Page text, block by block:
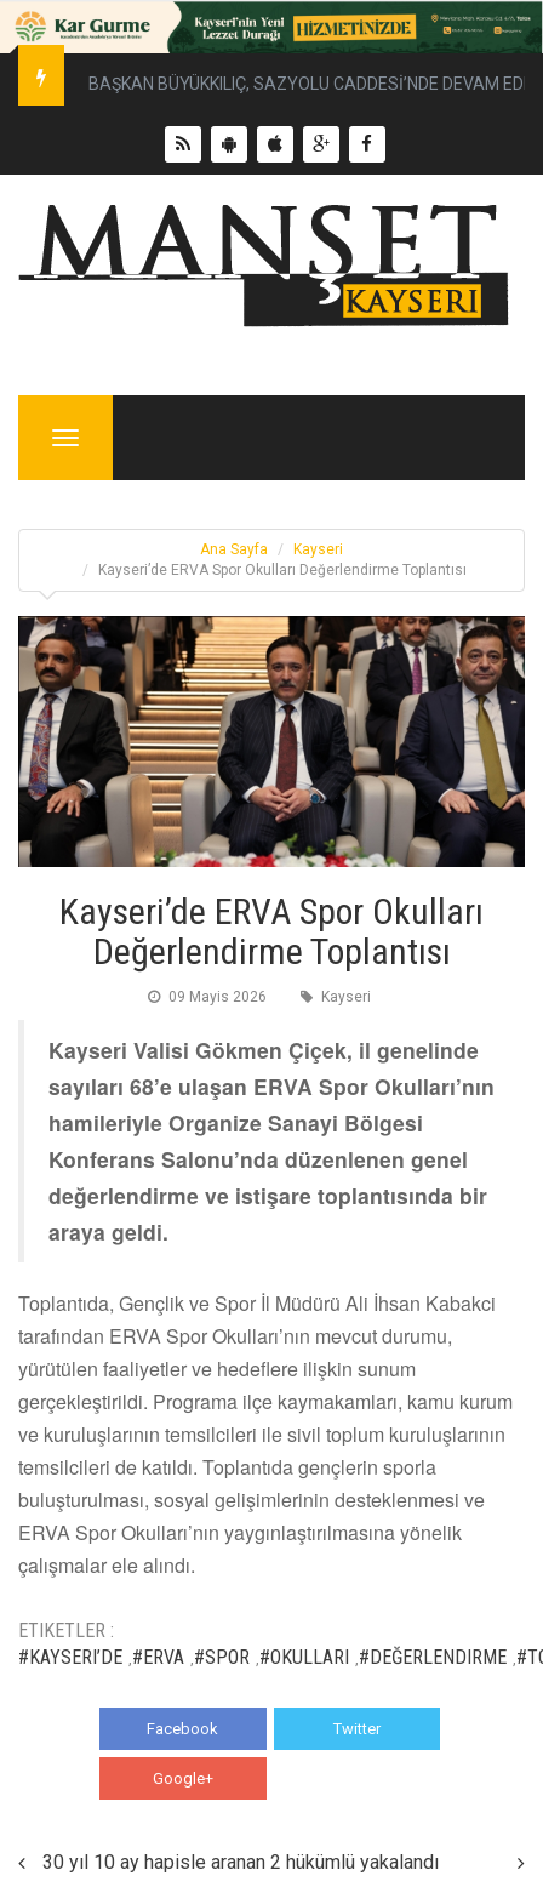
BAŞKAN BÜYÜKKILIÇ, SAZYOLU CADDESİ’NDE DEVAM
Menu
Ana Sayfa
Kayseri
Kayseri’de ERVA Spor Okulları Değerlendirme Toplantısı
Kayseri’de ERVA Spor Okulları
Değerlendirme Toplantısı
09 Mayis 2026 Kayseri
Kayseri Valisi Gökmen Çiçek, il genelinde
sayıları 68’e ulaşan ERVA Spor Okulları’nın
hamileriyle Organize Sanayi Bölgesi
Konferans Salonu’nda düzenlenen genel
değerlendirme ve istişare toplantısında bir
araya geldi.
Toplantıda, Gençlik ve Spor İl Müdürü Ali İhsan Kabakci
tarafından ERVA Spor Okulları’nın mevcut durumu,
yürütülen faaliyetler ve hedeflere ilişkin sunum
gerçekleştirildi. Programa ilçe kaymakamları, kamu kurum
ve kuruluşlarının temsilcileri ile sivil toplum kuruluşlarının
temsilcileri de katıldı. Toplantıda gençlerin sporla
buluşturulması, sosyal gelişimlerinin desteklenmesi ve
ERVA Spor Okulları’nın yaygınlaştırılmasına yönelik
çalışmalar ele alındı.
ETIKETLER :
#KAYSERI’DE #ERVA #SPOR #OKULLARI #DEĞERLENDIRME
Facebook Twitter
Google+
30 yıl 10 ay hapisle aranan 2 hükümlü yakalandı